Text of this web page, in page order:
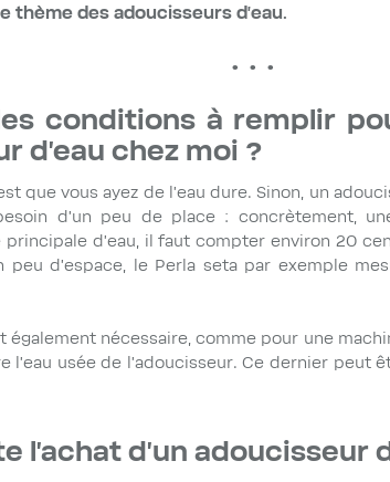
thème des adoucisseurs d'eau.
conditions à remplir
d'eau chez moi ?
que vous ayez de l'eau dure. Sinon, un
d'un peu de place : concrètement,
d'eau, il faut compter environ 20
peu d’espace, le Perla seta par exemple
également nécessaire, comme pour une
l'eau usée de l'adoucisseur. Ce dernier peut
l'achat d'un adoucisseur